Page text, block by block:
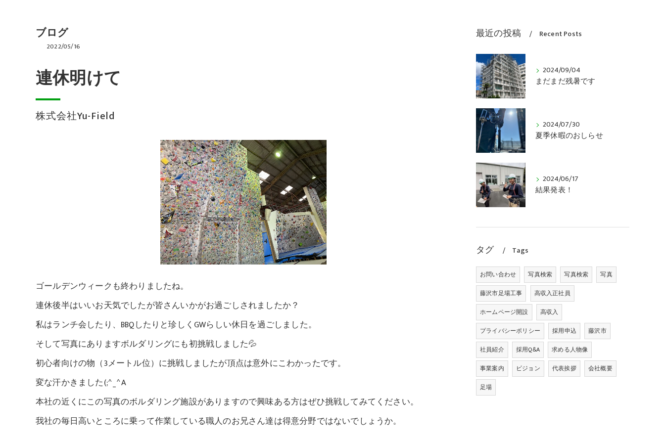
ブログ
2022/05/16
株式会社Yu-Field
連休明けて
ゴールデンウィークも終わりましたね。
連休後半はいいお天気でしたが皆さんいかがお過ごしされましたか？
私はランチ会したり、BBQしたりと珍しくGWらしい休日を過ごしました。
そして写真にありますボルダリングにも初挑戦しました💦
初心者向けの物（3メートル位）に挑戦しましたが頂点は意外にこわかったです。
変な汗かきました(;^_^A
本社の近くにこの写真のボルダリング施設がありますので興味ある方はぜひ挑戦してみてください。
我社の毎日高いところに乗って作業している職人のお兄さん達は得意分野ではないでしょうか。
最近の投稿 Recent Posts
2024/09/04
まだまだ残暑です
2024/07/30
夏季休暇のおしらせ
2024/06/17
結果発表！
タグ Tags
お問い合わせ 写真検索 写真検索
写真
藤沢市足場工事
高収入正社員
ホームページ開設
高収入
プライバシーポリシー
採用申込
藤沢市
社員紹介
採用Q&A
求める人物像
事業案内
ビジョン 代表挨拶
会社概要
足場